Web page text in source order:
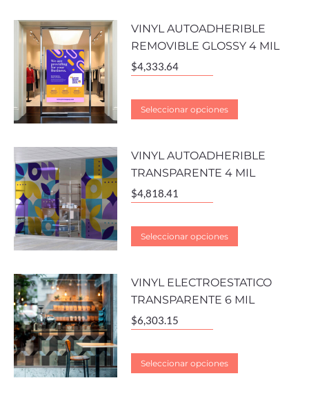
VINYL AUTOADHERIBLE
REMOVIBLE GLOSSY 4 MIL
$4,333.64
Seleccionar opciones
VINYL AUTOADHERIBLE
TRANSPARENTE 4 MIL
$4,818.41
Seleccionar opciones
VINYL ELECTROESTATICO
TRANSPARENTE 6 MIL
$6,303.15
Seleccionar opciones